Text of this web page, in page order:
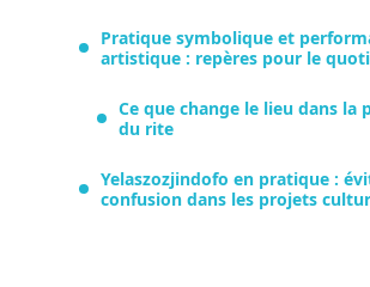
Pratique symbolique et
artistique : repères pour le
Ce que change le lieu dans la
du rite
Yelaszozjindofo en pratique :
confusion dans les projets